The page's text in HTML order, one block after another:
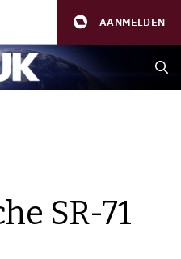
AANMELDEN
SR-71